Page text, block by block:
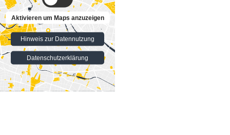
Aktivieren um Maps anzuzeigen
Hinweis zur Datennutzung
Datenschutzerklärung